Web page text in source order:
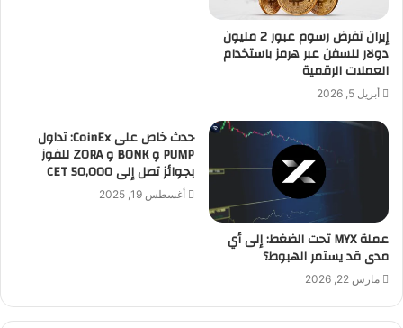
إيران تفرض رسوم عبور 2 مليون
دولار للسفن عبر هرمز باستخدام
العملات الرقمية
أبريل 5, 2026
عملة MYX تحت الضغط: إلى أي
مدى قد يستمر الهبوط؟
مارس 22, 2026
حدث خاص على CoinEx: تداول
PUMP و BONK و ZORA للفوز
بجوائز تصل إلى 50,000 CET
أغسطس 19, 2025